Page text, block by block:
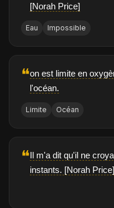
[Norah Price]
Eau Impossible
❝on est limite en
l'océan.
Limite Océan
❝Il m'a dit qu'il ne
instants. [Norah Price]